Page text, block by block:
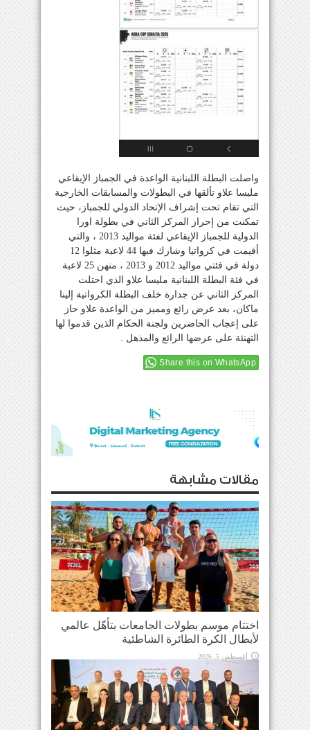
واصلت البطلة اللبنانية الواعدة في الجمباز الإيقاعي
مليسا علاو تألقها في البطولات والمسابقات الخارجية
التي تقام تحت إشراف الإتحاد الدولي للجمباز، حيث
تمكنت من إحراز المركز الثاني في بطولة اورا
الدولية للجمباز الإيقاعي لفئة مواليد 2013 ، والتي
أقيمت في كرواتيا وشارك فبها 44 لاعبة مثلوا 12
دولة في فئتي مواليد 2012 و 2013 ، منهن 25 لاعبة
في فئة البطلة اللبنانية مليسا علاو الذي احتلت
المركز الثاني عن جدارة خلف البطلة الكرواتية إلينا
ماكان، بعد عرض رائع ومميز من الواعدة علاو حاز
على إعجاب الحاضرين ولجنة الحكام الذين قدموا لها
التهنئة على عرضها الرائع والمذهل .
Share this on WhatsApp
مقالات مشابهة
اختتام موسم بطولات الجامعات بتأهّل عالمي
لأبطال الكرة الطائرة الشاطئية
أغسطس 5, 2026